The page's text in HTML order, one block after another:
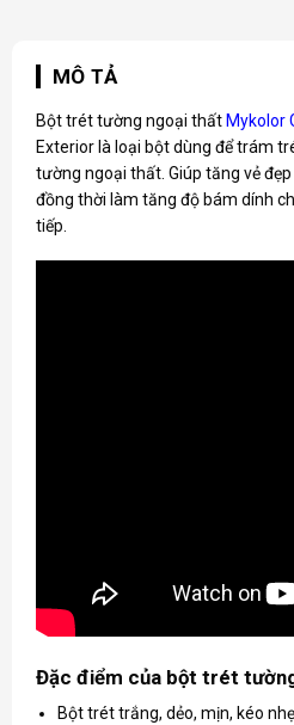
MÔ TẢ
Bột trét tường ngoại thất Mykolor
Exterior là loại bột dùng để trám
tường ngoại thất. Giúp tăng vẻ
đồng thời làm tăng độ bám dính
tiếp.
Đặc điểm của bột trét
Bột trét trắng, dẻo, mịn, kéo